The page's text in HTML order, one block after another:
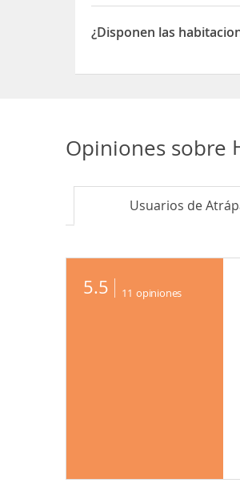
ejemplo, a cinco minutos
El Hotel Toledo está
¿Disponen las
Opiniones sobre
Usuarios de
5.5 11 opiniones